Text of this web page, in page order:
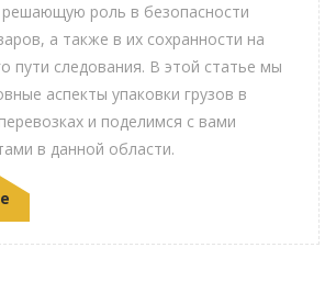
решающую роль в безопасности
а также в их сохранности на
пути следования. В этой статье мы
аспекты упаковки грузов в
и поделимся с вами
в данной области.